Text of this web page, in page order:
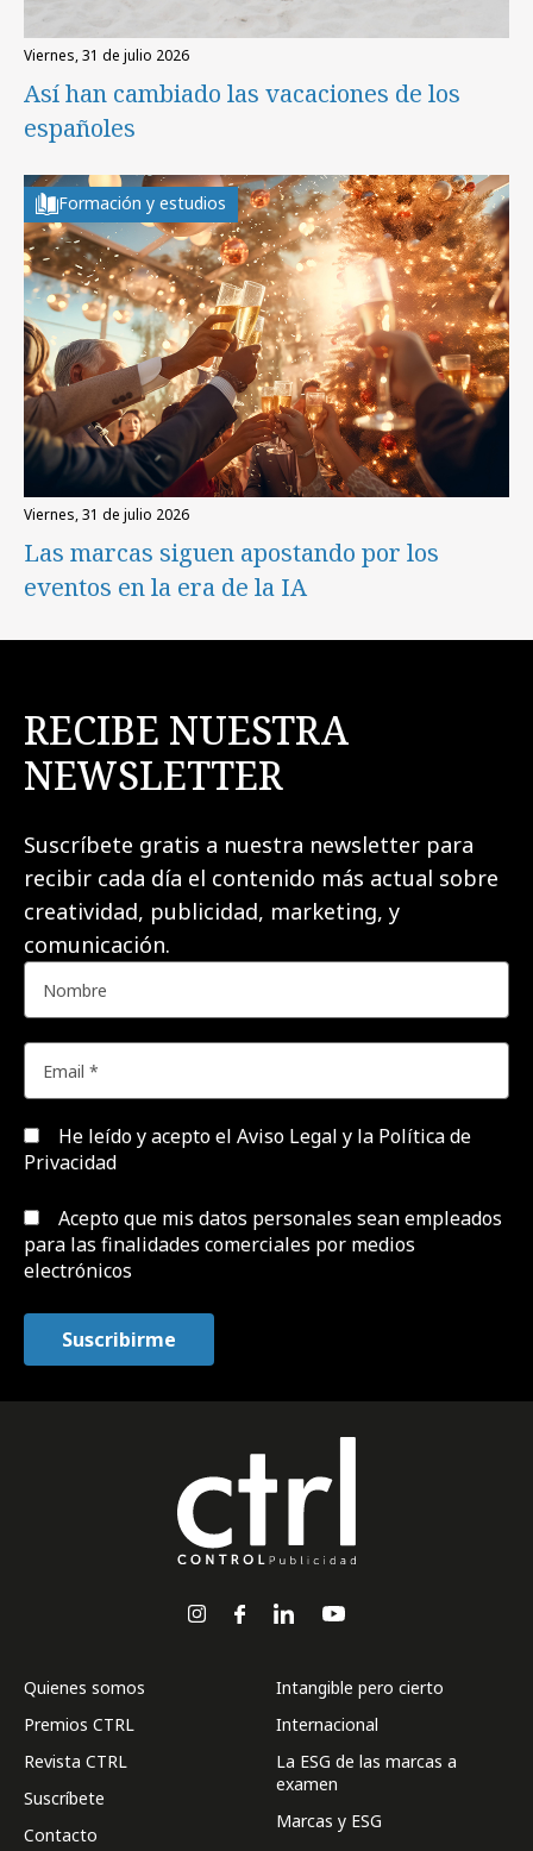
viernes, 31 de julio 2026
Así han cambiado las vacaciones de los
españoles
Formación y estudios
viernes, 31 de julio 2026
Las marcas siguen apostando por los
eventos en la era de la IA
RECIBE NUESTRA
NEWSLETTER
Suscríbete gratis a nuestra newsletter para
recibir cada día el contenido más actual sobre
creatividad, publicidad, marketing, y
comunicación.
He leído y acepto el Aviso Legal y la Política de
Privacidad
Acepto que mis datos personales sean empleados
para las finalidades comerciales por medios
electrónicos
Quienes somos
Premios CTRL
Revista CTRL
Suscríbete
Contacto
Intangible pero cierto
Internacional
La ESG de las marcas a
examen
Marcas y ESG